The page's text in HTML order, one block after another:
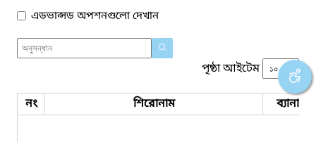
এডভান্সড অপশনগুলো দেখান
পৃষ্ঠা আইটেম
নং শিরোনাম ব্যানার